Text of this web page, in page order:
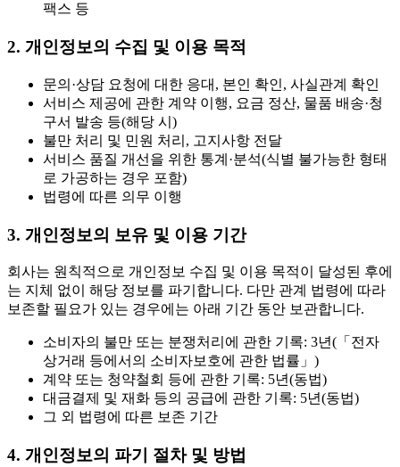
팩스 등
2. 개인정보의 수집 및 이용 목적
문의·상담 요청에 대한 응대, 본인 확인, 사실관계 확인
서비스 제공에 관한 계약 이행, 요금 정산, 물품 배송·청
구서 발송 등(해당 시)
불만 처리 및 민원 처리, 고지사항 전달
서비스 품질 개선을 위한 통계·분석(식별 불가능한 형태
로 가공하는 경우 포함)
법령에 따른 의무 이행
3. 개인정보의 보유 및 이용 기간
회사는 원칙적으로 개인정보 수집 및 이용 목적이 달성된 후에
는 지체 없이 해당 정보를 파기합니다. 다만 관계 법령에 따라
보존할 필요가 있는 경우에는 아래 기간 동안 보관합니다.
소비자의 불만 또는 분쟁처리에 관한 기록: 3년(「전자
상거래 등에서의 소비자보호에 관한 법률」)
계약 또는 청약철회 등에 관한 기록: 5년(동법)
대금결제 및 재화 등의 공급에 관한 기록: 5년(동법)
그 외 법령에 따른 보존 기간
4. 개인정보의 파기 절차 및 방법